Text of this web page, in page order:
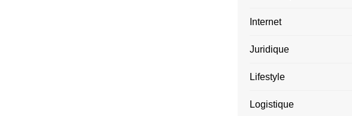
Internet
Juridique
Lifestyle
Logistique